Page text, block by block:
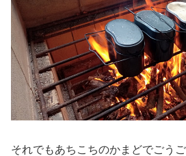
それでもあちこちのかまどでごう